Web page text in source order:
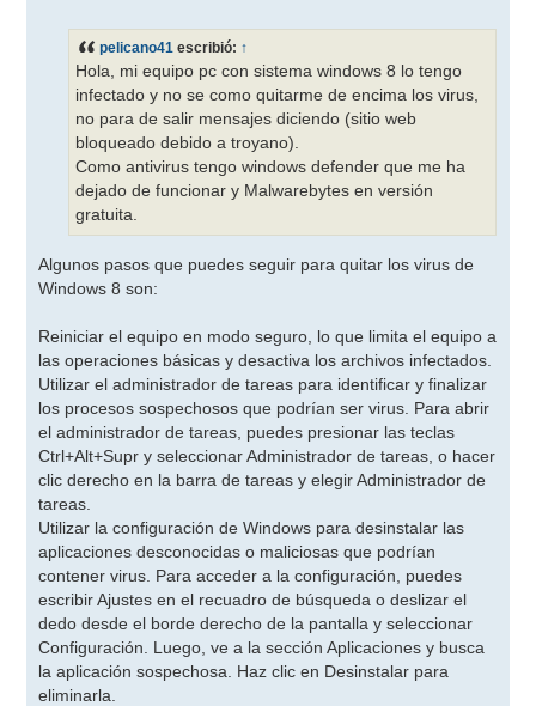
pelicano41 escribió: ↑
Hola, mi equipo pc con sistema windows 8 lo tengo
infectado y no se como quitarme de encima los virus,
no para de salir mensajes diciendo (sitio web
bloqueado debido a troyano).
Como antivirus tengo windows defender que me ha
dejado de funcionar y Malwarebytes en versión
gratuita.
Algunos pasos que puedes seguir para quitar los virus de
Windows 8 son:
Reiniciar el equipo en modo seguro, lo que limita el equipo a
las operaciones básicas y desactiva los archivos infectados.
Utilizar el administrador de tareas para identificar y finalizar
los procesos sospechosos que podrían ser virus. Para abrir
el administrador de tareas, puedes presionar las teclas
Ctrl+Alt+Supr y seleccionar Administrador de tareas, o hacer
clic derecho en la barra de tareas y elegir Administrador de
tareas.
Utilizar la configuración de Windows para desinstalar las
aplicaciones desconocidas o maliciosas que podrían
contener virus. Para acceder a la configuración, puedes
escribir Ajustes en el recuadro de búsqueda o deslizar el
dedo desde el borde derecho de la pantalla y seleccionar
Configuración. Luego, ve a la sección Aplicaciones y busca
la aplicación sospechosa. Haz clic en Desinstalar para
eliminarla.